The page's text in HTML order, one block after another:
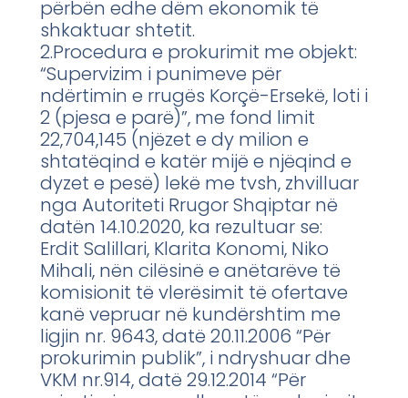
përbën edhe dëm ekonomik të
shkaktuar shtetit.
2.Procedura e prokurimit me objekt:
“Supervizim i punimeve për
ndërtimin e rrugës Korçë-Ersekë, loti i
2 (pjesa e parë)”, me fond limit
22,704,145 (njëzet e dy milion e
shtatëqind e katër mijë e njëqind e
dyzet e pesë) lekë me tvsh, zhvilluar
nga Autoriteti Rrugor Shqiptar në
datën 14.10.2020, ka rezultuar se:
Erdit Salillari, Klarita Konomi, Niko
Mihali, nën cilësinë e anëtarëve të
komisionit të vlerësimit të ofertave
kanë vepruar në kundërshtim me
ligjin nr. 9643, datë 20.11.2006 “Për
prokurimin publik”, i ndryshuar dhe
VKM nr.914, datë 29.12.2014 “Për